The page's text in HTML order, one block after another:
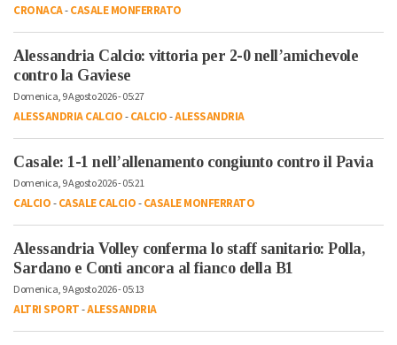
CRONACA-CASALE MONFERRATO
Alessandria Calcio: vittoria per 2-0 nell’amichevole
contro la Gaviese
Domenica, 9 Agosto 2026 - 05:27
ALESSANDRIA CALCIO-CALCIO-ALESSANDRIA
Casale: 1-1 nell’allenamento congiunto contro il Pavia
Domenica, 9 Agosto 2026 - 05:21
CALCIO-CASALE CALCIO-CASALE MONFERRATO
Alessandria Volley conferma lo staff sanitario: Polla,
Sardano e Conti ancora al fianco della B1
Domenica, 9 Agosto 2026 - 05:13
ALTRI SPORT-ALESSANDRIA